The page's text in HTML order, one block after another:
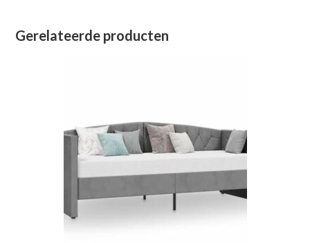
Gerelateerde producten